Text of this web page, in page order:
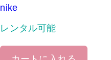
nike
レンタル可能